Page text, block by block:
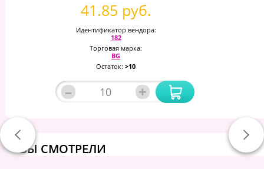
41.85 руб.
Идентификатор вендора:
182
Торговая марка:
BG
Остаток: >10
– +
ВЫ СМОТРЕЛИ